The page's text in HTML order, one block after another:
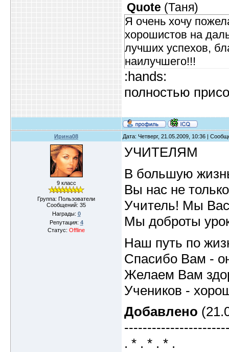
Quote (Таня)
Я очень хочу
хорошистов на
лучших успехов,
наилучшего!!!
:hands:
полностью
Ирина08 Дата: Четверг, 21.05.2009, 10:36 |
9 класс
Группа: Пользователи
Сообщений: 35
Награды: 0
Репутация: 4
Статус: Offline
УЧИТЕЛЯМ
В большую
Вы нас не
Учитель! Мы
Мы доброты
Наш путь по
Спасибо Вам -
Желаем Вам
Учеников -
Добавлено
. * . * . * .